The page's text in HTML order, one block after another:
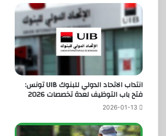
انتداب الاتحاد الدولي للبنوك UIB تونس:
فتح باب التوظيف لعدة تخصصات 2026
2026-01-13